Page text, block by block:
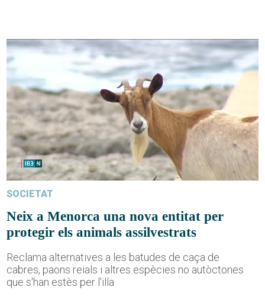
SOCIETAT
Neix a Menorca una nova entitat per
protegir els animals assilvestrats
Reclama alternatives a les batudes de caça de
cabres, paons reials i altres espècies no autòctones
que s'han estès per l'illa